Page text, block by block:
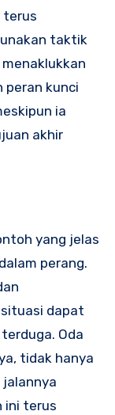
terus
taktik
peran kunci
ia
akhir
yang jelas
perang.
dapat
Oda
tidak hanya
ini terus